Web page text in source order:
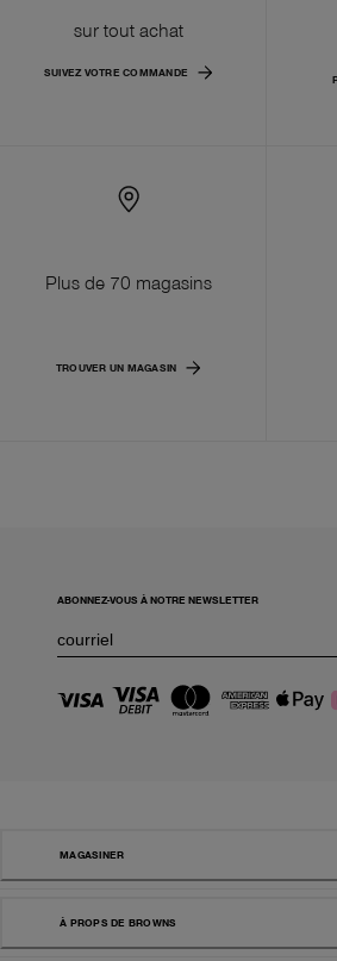
sur tout achat
SUIVEZ VOTRE COMMANDE
Plus de 70 magasins
TROUVER UN MAGASIN
ABONNEZ-VOUS À NOTRE NEWSLETTER
MAGASINER
À PROPS DE BROWNS